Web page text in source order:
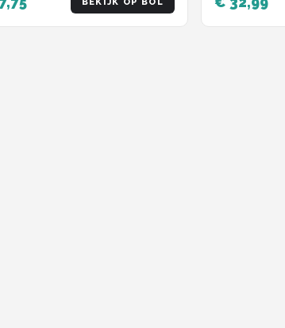
BEKIJK OP BOL